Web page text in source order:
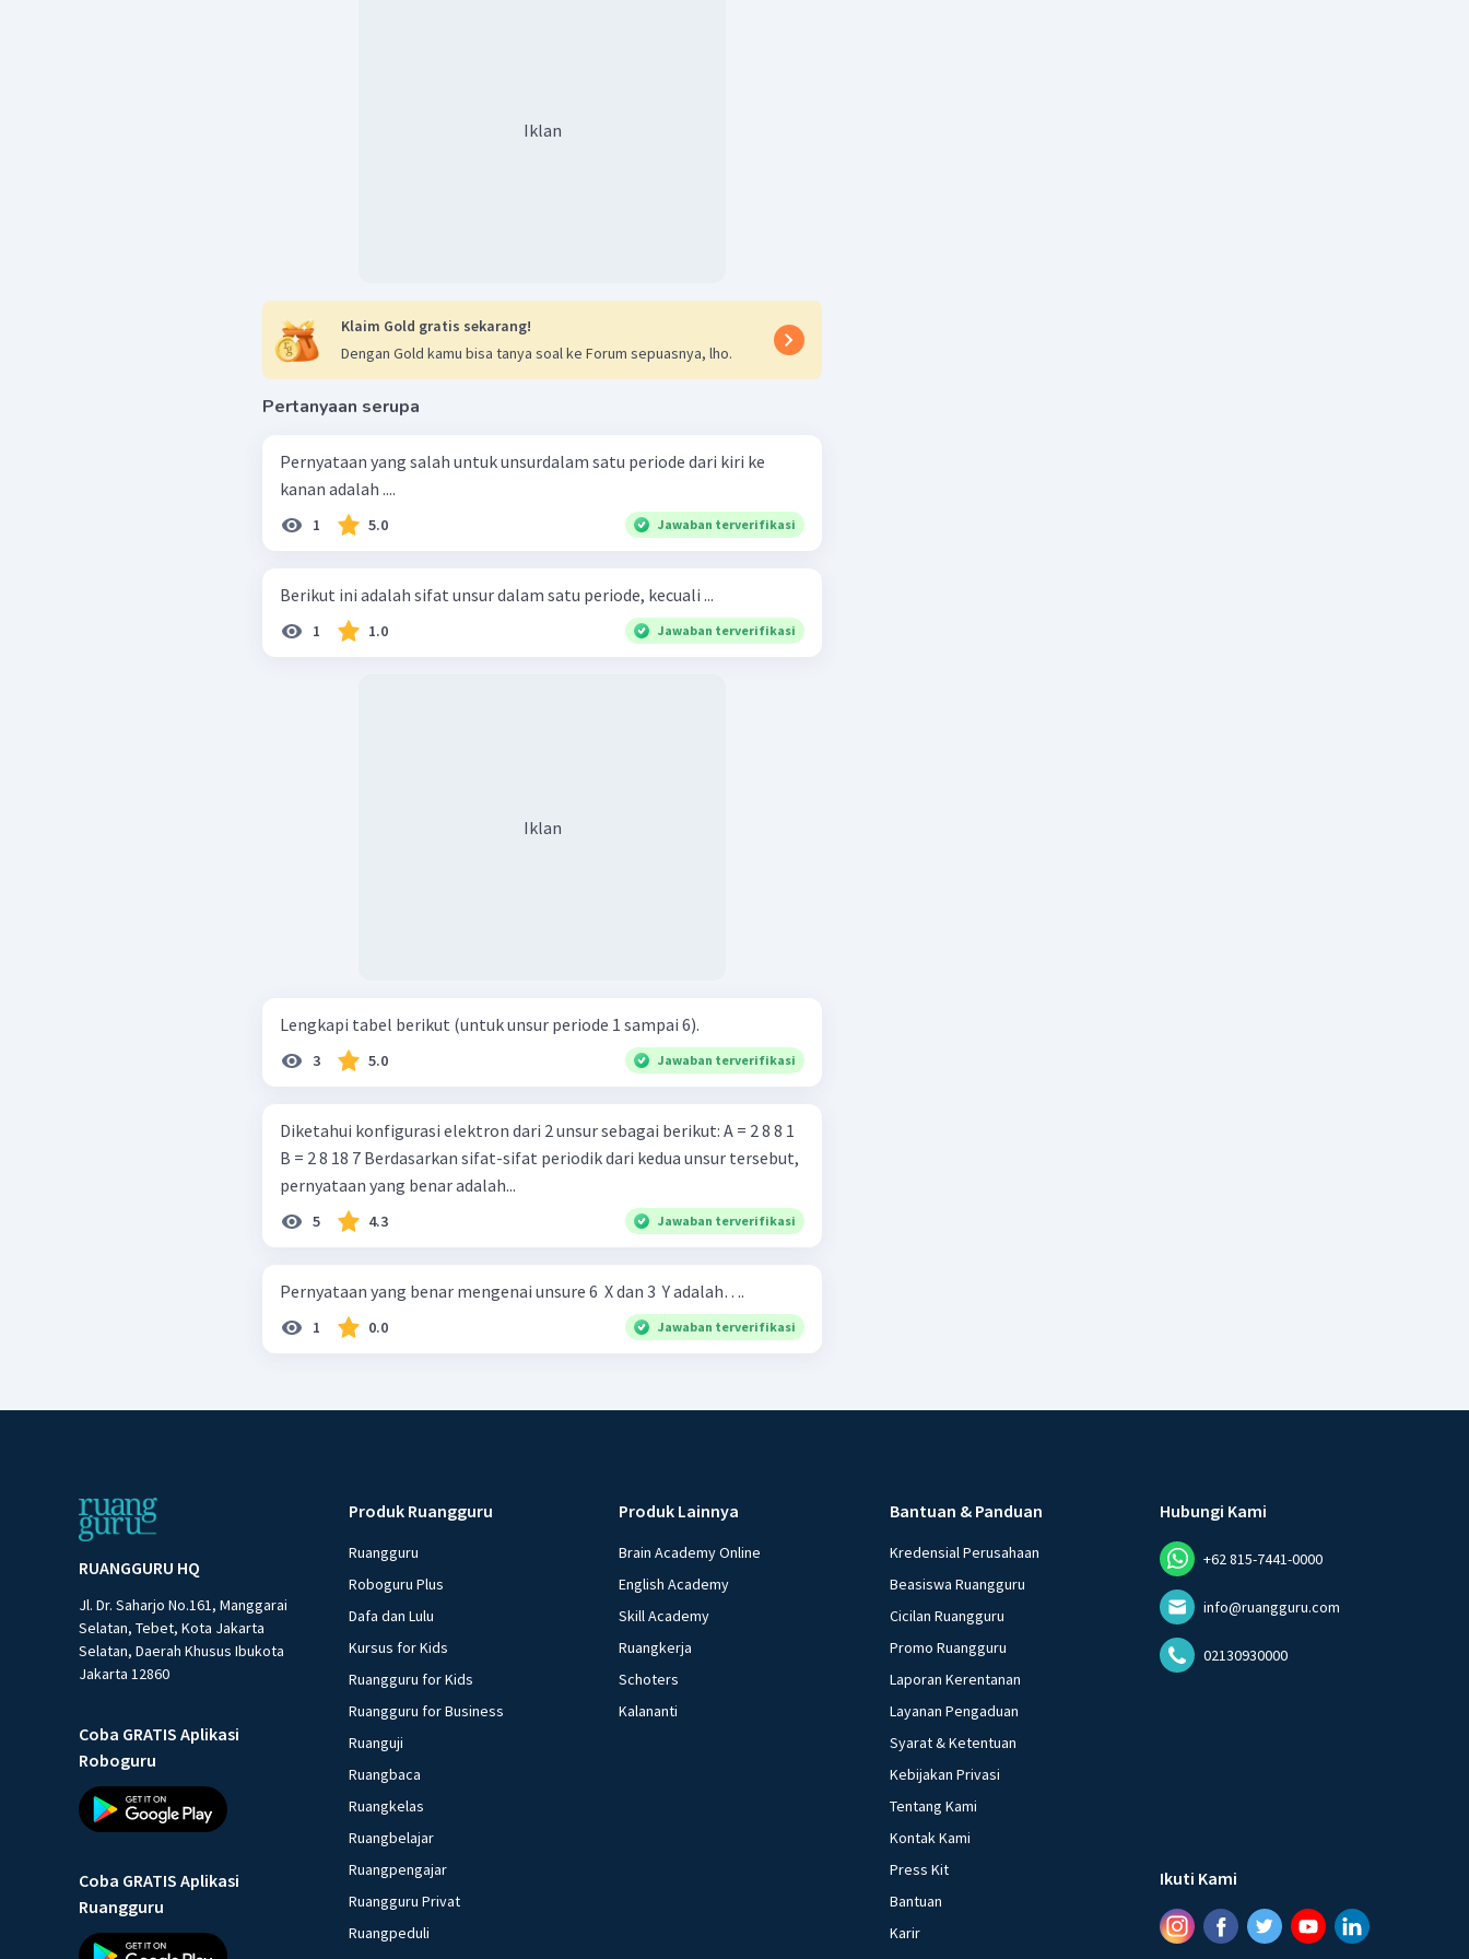
Iklan
Klaim Gold gratis sekarang!
Dengan Gold kamu bisa tanya soal ke Forum sepuasnya, lho.
Pertanyaan serupa
Pernyataan yang salah untuk unsurdalam satu periode dari kiri ke
kanan adalah ....
1 5.0 Jawaban terverifikasi
Berikut ini adalah sifat unsur dalam satu periode, kecuali ...
1 1.0 Jawaban terverifikasi
Iklan
Lengkapi tabel berikut (untuk unsur periode 1 sampai 6).
3 5.0 Jawaban terverifikasi
Diketahui konfigurasi elektron dari 2 unsur sebagai berikut: A = 2 8 8 1
B = 2 8 18 7 Berdasarkan sifat-sifat periodik dari kedua unsur tersebut,
pernyataan yang benar adalah...
5 4.3 Jawaban terverifikasi
Pernyataan yang benar mengenai unsure 6 ​ X dan 3 ​ Y adalah….
1 0.0 Jawaban terverifikasi
RUANGGURU HQ
Jl. Dr. Saharjo No.161, Manggarai
Selatan, Tebet, Kota Jakarta
Selatan, Daerah Khusus Ibukota
Jakarta 12860
Coba GRATIS Aplikasi
Roboguru
Coba GRATIS Aplikasi
Ruangguru
Produk Ruangguru
Ruangguru
Roboguru Plus
Dafa dan Lulu
Kursus for Kids
Ruangguru for Kids
Ruangguru for Business
Ruanguji
Ruangbaca
Ruangkelas
Ruangbelajar
Ruangpengajar
Ruangguru Privat
Ruangpeduli
Produk Lainnya
Brain Academy Online
English Academy
Skill Academy
Ruangkerja
Schoters
Kalananti
Bantuan & Panduan
Kredensial Perusahaan
Beasiswa Ruangguru
Cicilan Ruangguru
Promo Ruangguru
Laporan Kerentanan
Layanan Pengaduan
Syarat & Ketentuan
Kebijakan Privasi
Tentang Kami
Kontak Kami
Press Kit
Bantuan
Karir
Hubungi Kami
+62 815-7441-0000
info@ruangguru.com
02130930000
Ikuti Kami